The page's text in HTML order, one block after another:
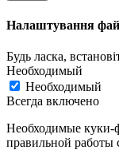
Налаштування
Будь ласка,
Необходимый
Необходимый
Всегда включено
Необходимые куки-
правильной работы